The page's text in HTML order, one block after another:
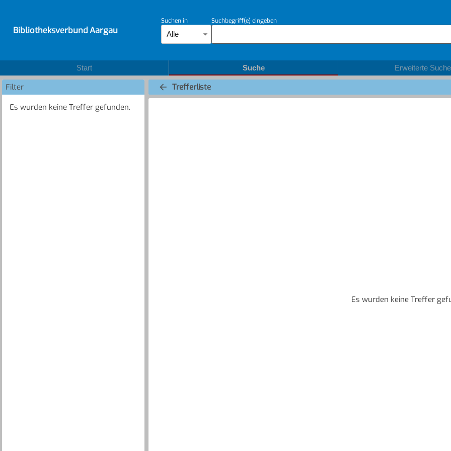
Bibliotheksverbund Aargau
Suchen in
Alle
Suchbegriff(e) eingeben
Start Suche Erweiterte Suche
Filter
Es wurden keine Treffer gefunden.
Trefferliste
Es wurden keine Treffer